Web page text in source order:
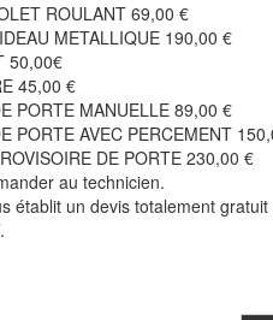
ROULANT 69,00 €
METALLIQUE 190,00 €
50,00€
45,00 €
PORTE MANUELLE 89,00 €
PORTE AVEC PERCEMENT
DE PORTE 230,00 €
au technicien.
établit un devis totalement